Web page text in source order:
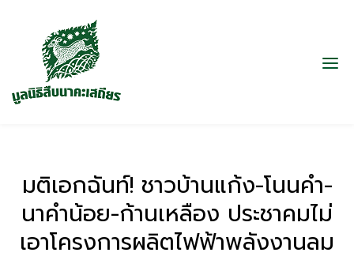
มติเอกฉันท์! ชาวบ้านแก้ง-โนนคำ-
นาคำน้อย-ก้านเหลือง ประชาคมไม่
เอาโครงการผลิตไฟฟ้าพลังงานลม